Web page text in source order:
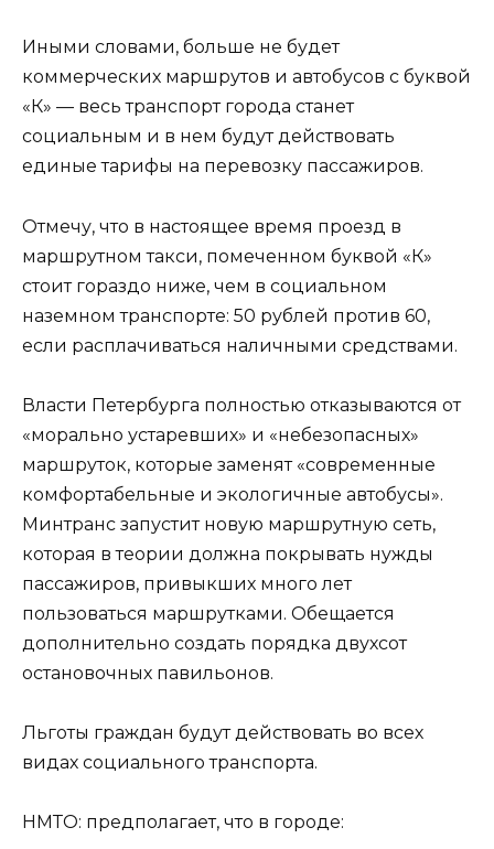
Иными словами, больше не будет
коммерческих маршрутов и автобусов с буквой
«К» — весь транспорт города станет
социальным и в нем будут действовать
единые тарифы на перевозку пассажиров.
Отмечу, что в настоящее время проезд в
маршрутном такси, помеченном буквой «К»
стоит гораздо ниже, чем в социальном
наземном транспорте: 50 рублей против 60,
если расплачиваться наличными средствами.
Власти Петербурга полностью отказываются от
«морально устаревших» и «небезопасных»
маршруток, которые заменят «современные
комфортабельные и экологичные автобусы».
Минтранс запустит новую маршрутную сеть,
которая в теории должна покрывать нужды
пассажиров, привыкших много лет
пользоваться маршрутками. Обещается
дополнительно создать порядка двухсот
остановочных павильонов.
Льготы граждан будут действовать во всех
видах социального транспорта.
НМТО: предполагает, что в городе: